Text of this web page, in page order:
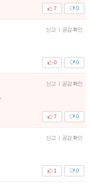
0
7
신고 | 공감 확인
0
0
신고 | 공감 확인
0
7
신고 | 공감 확인
0
1